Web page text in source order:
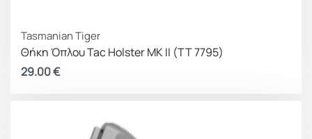
Tasmanian Tiger
Θήκη Όπλου Tac Holster MK II (TT 7795)
29.00€